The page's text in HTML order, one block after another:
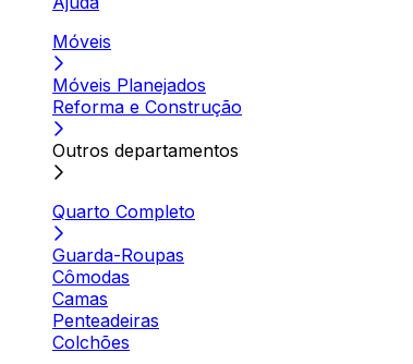
Móveis
Móveis Planejados
Reforma e Construção
Outros departamentos
Quarto Completo
Guarda-Roupas
Cômodas
Camas
Penteadeiras
Colchões